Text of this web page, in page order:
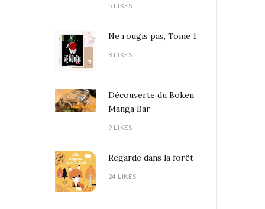
5 LIKES
Ne rougis pas, Tome 1
8 LIKES
Découverte du Boken
Manga Bar
9 LIKES
Regarde dans la forêt
24 LIKES